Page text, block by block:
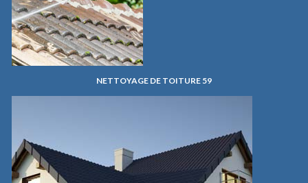
NETTOYAGE DE TOITURE 59